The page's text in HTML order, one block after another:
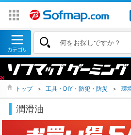
トップ ＞ 工具・DIY・防犯・防災 ＞ 環
潤滑油